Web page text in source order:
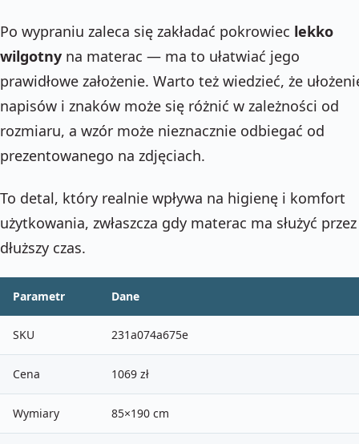
Po wypraniu zaleca się zakładać pokrowiec lekko
wilgotny na materac — ma to ułatwiać jego
prawidłowe założenie. Warto też wiedzieć, że
napisów i znaków może się różnić w zależności od
rozmiaru, a wzór może nieznacznie odbiegać od
prezentowanego na zdjęciach.
To detal, który realnie wpływa na higienę i komfort
użytkowania, zwłaszcza gdy materac ma służyć przez
dłuższy czas.
Parametr Dane
SKU 231a074a675e
Cena 1069 zł
Wymiary 85×190 cm